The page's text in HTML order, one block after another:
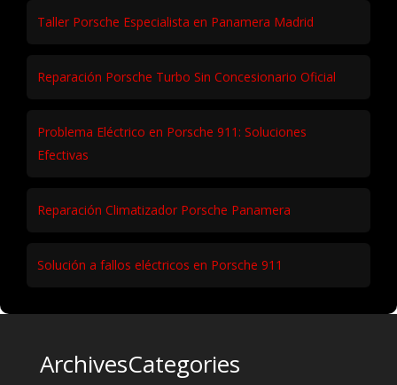
Taller Porsche Especialista en Panamera Madrid
Reparación Porsche Turbo Sin Concesionario Oficial
Problema Eléctrico en Porsche 911: Soluciones
Efectivas
Reparación Climatizador Porsche Panamera
Solución a fallos eléctricos en Porsche 911
ArchivesCategories